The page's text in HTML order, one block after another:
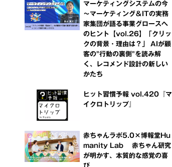
マーケティングシステムの今
～マーケティング＆ITの実務
家集団が語る事業グロースへ
のヒント【vol.26】「クリッ
クの背景・理由は？」 AIが顧
客の"行動の裏側"を読み解
く、レコメンド設計の新しい
かたち
ヒット習慣予報 vol.420『マ
イクロトリップ』
赤ちゃんラボ5.0×博報堂Hu
manity Lab 赤ちゃん研究
が明かす、本質的な感覚の喜